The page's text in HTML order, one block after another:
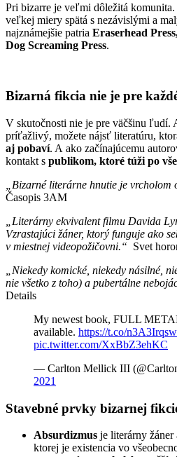
Pri bizarre je veľmi dôležitá
veľkej miery spätá s nezávislými a
najznámejšie patria Eraserhead
Dog Screaming Press.
Bizarná fikcia nie je pre
V skutočnosti nie je pre väčšinu ľudí.
príťažlivý, možete nájsť literatúru,
aj pobaví. A ako začínajúcemu
kontakt s publikom, ktoré túži po
„Bizarné literárne hnutie je
Časopis 3AM
„Literárny ekvivalent filmu Davida
Vzrastajúci žáner, ktorý funguje ako
v miestnej videopožičovni.“ Svet
„Niekedy komické, niekedy násilné,
nie všetko z toho) a pubertálne
Details
My newest book, FULL
available. https://t.co/
pic.twitter.com/XxBbZ3ehKC
— Carlton Mellick III
2021
Stavebné prvky bizarnej
Absurdizmus je literárny
ktorej je existencia vo